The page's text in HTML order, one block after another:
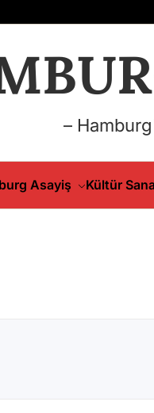
–
Asayiş Kültür